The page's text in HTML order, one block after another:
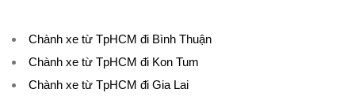
Chành xe từ TpHCM đi Bình Thuận
Chành xe từ TpHCM đi Kon Tum
Chành xe từ TpHCM đi Gia Lai